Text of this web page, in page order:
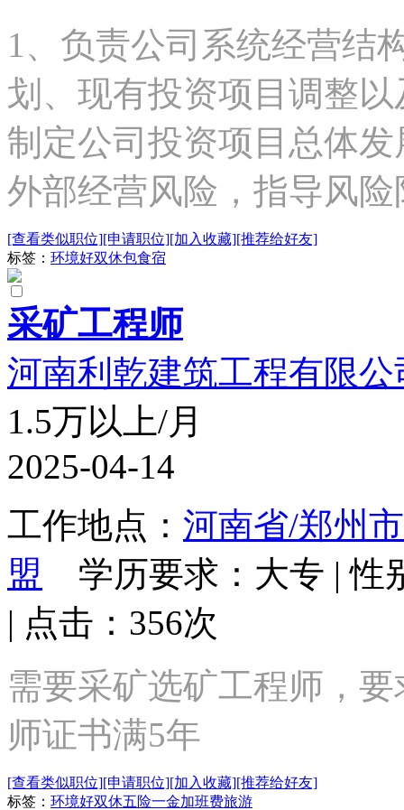
1、负责公司系统经营结
划、现有投资项目调整
制定公司投资项目总体
外部经营风险，指导风
[查看类似职位][申请职位][加入收藏][推荐给好友]
标签： 环境好双休包食宿
采矿工程师
河南利乾建筑工程有限公
1.5万以上/月
2025-04-14
工作地点： 河南省/郑州市
盟 学历要求：大专 | 性
| 点击：356次
需要采矿选矿工程师，
师证书满5年
[查看类似职位][申请职位][加入收藏][推荐给好友]
标签： 环境好双休五险一金加班费旅游